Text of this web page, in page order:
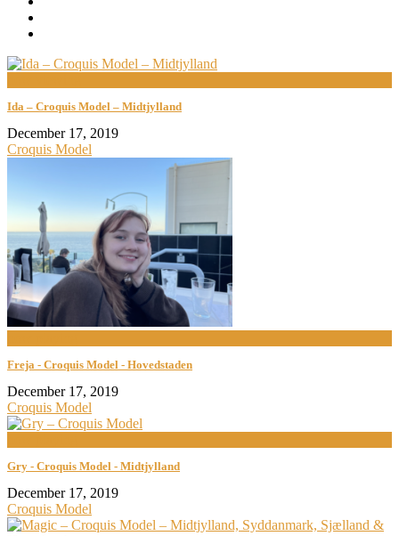
Ida – Croquis Model – Midtjylland
December 17, 2019
Croquis Model
Freja - Croquis Model - Hovedstaden
December 17, 2019
Croquis Model
Gry - Croquis Model - Midtjylland
December 17, 2019
Croquis Model